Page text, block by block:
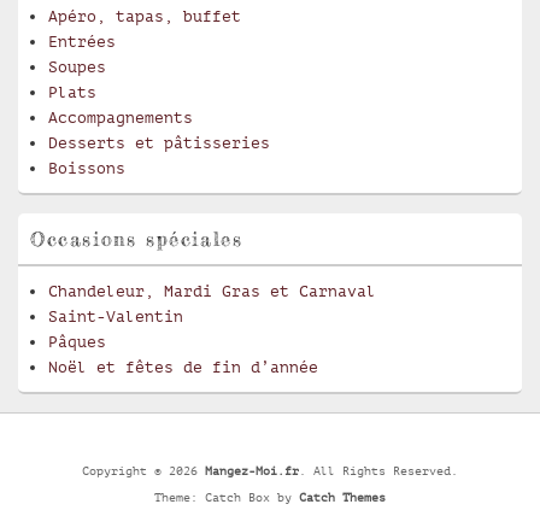
Apéro, tapas, buffet
Entrées
Soupes
Plats
Accompagnements
Desserts et pâtisseries
Boissons
Occasions spéciales
Chandeleur, Mardi Gras et Carnaval
Saint-Valentin
Pâques
Noël et fêtes de fin d’année
Copyright © 2026 Mangez-Moi.fr . All Rights Reserved.
Theme: Catch Box by Catch Themes